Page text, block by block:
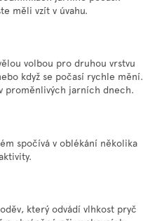
měli vzít v úvahu.
volbou pro druhou vrstvu
když se počasí rychle mění.
proměnlivých jarních dnech.
spočívá v oblékání několika
který odvádí vlhkost pryč